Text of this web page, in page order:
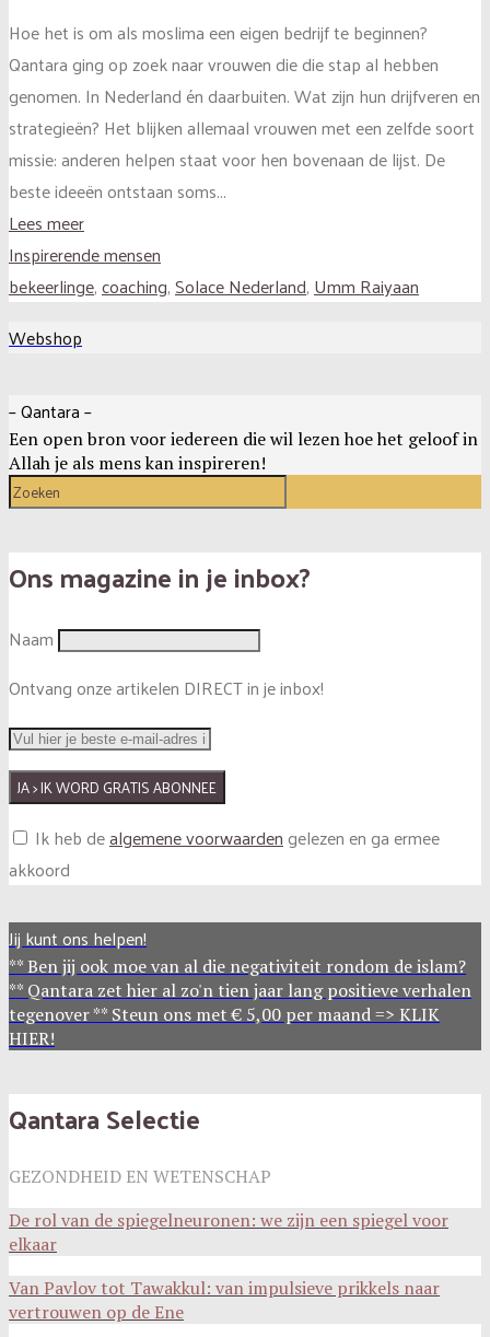
Hoe het is om als moslima een eigen bedrijf te beginnen?
Qantara ging op zoek naar vrouwen die die stap al hebben
genomen. In Nederland én daarbuiten. Wat zijn hun drijfveren en
strategieën? Het blijken allemaal vrouwen met een zelfde soort
missie: anderen helpen staat voor hen bovenaan de lijst. De
beste ideeën ontstaan soms...
Lees meer
Inspirerende mensen
bekeerlinge,coaching,Solace Nederland,Umm Raiyaan
Webshop
– Qantara –
Een open bron voor iedereen die wil lezen hoe het geloof in
Allah je als mens kan inspireren!
Ons magazine in je inbox?
Naam
Ontvang onze artikelen DIRECT in je inbox!
Ik heb dealgemene voorwaardengelezen en ga ermee
akkoord
Jij kunt ons helpen!
** Ben jij ook moe van al die negativiteit rondom de islam?
** Qantara zet hier al zo'n tien jaar lang positieve verhalen
tegenover ** Steun ons met € 5,00 per maand => KLIK
HIER!
Qantara Selectie
GEZONDHEID EN WETENSCHAP
De rol van de spiegelneuronen: we zijn een spiegel voor
elkaar
Van Pavlov tot Tawakkul: van impulsieve prikkels naar
vertrouwen op de Ene